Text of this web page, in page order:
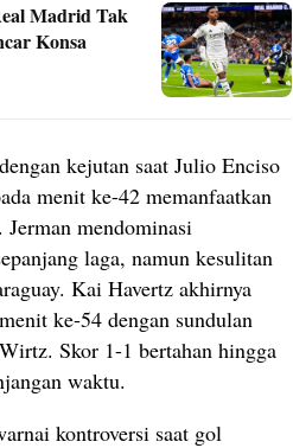
Madrid Tak
Konsa
kejutan saat Julio Enciso
menit ke-42 memanfaatkan
mendominasi
laga, namun kesulitan
Kai Havertz akhirnya
ke-54 dengan sundulan
Skor 1-1 bertahan hingga
waktu.
kontroversi saat gol